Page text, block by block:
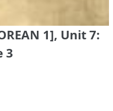
1], Unit 7:
3